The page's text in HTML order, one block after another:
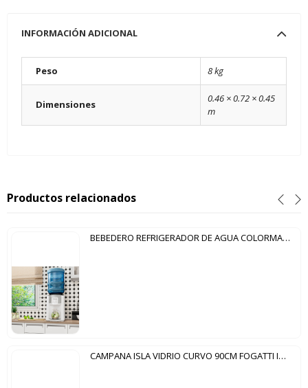
INFORMACIÓN ADICIONAL
Peso 8 kg
Dimensiones
0.46 × 0.72 × 0.45
m
Productos relacionados
BEBEDERO REFRIGERADOR DE AGUA COLORMAQ BLANCO
CAMPANA ISLA VIDRIO CURVO 90CM FOGATTI INOX